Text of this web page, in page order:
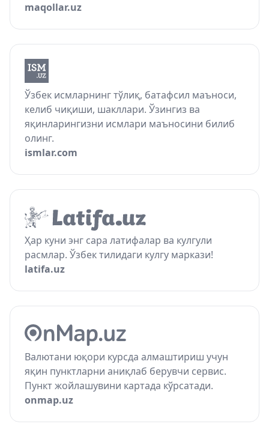
maqollar.uz
Ўзбек исмларнинг тўлиқ, батафсил маъноси,
келиб чиқиши, шакллари. Ўзингиз ва
яқинларингизни исмлари маъносини билиб
олинг.
ismlar.com
Ҳар куни энг сара латифалар ва кулгули
расмлар. Ўзбек тилидаги кулгу маркази!
latifa.uz
Валютани юқори курсда алмаштириш учун
яқин пунктларни аниқлаб берувчи сервис.
Пункт жойлашувини картада кўрсатади.
onmap.uz